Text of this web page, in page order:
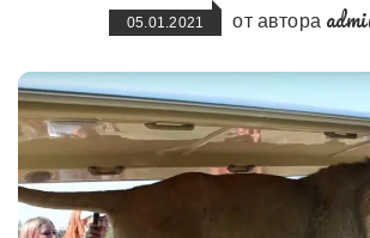
05.01.2021 от автора